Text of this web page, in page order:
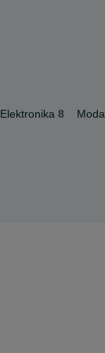
Elektronika 8 Moda